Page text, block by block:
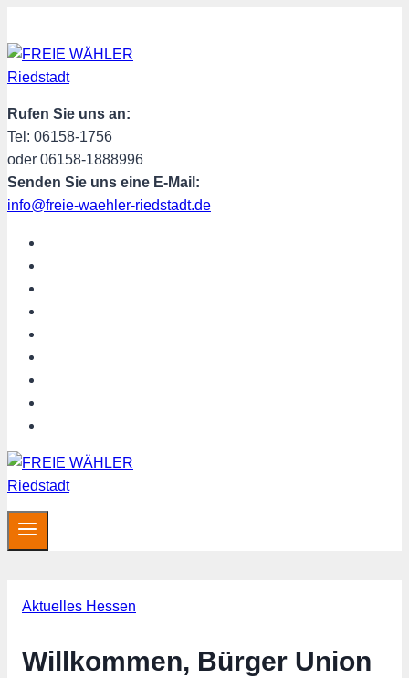
Inhalt
springen
Rufen Sie uns an:
Tel: 06158-1756
oder 06158-1888996
Senden Sie uns eine E-Mail:
info@freie-waehler-riedstadt.de
Aktuelles Hessen
Willkommen, Bürger Union